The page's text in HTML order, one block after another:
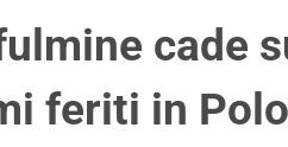
cade
feriti in